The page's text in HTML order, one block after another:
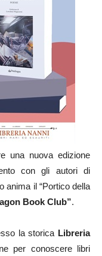
una nuova edizione
con gli autori di
anima il “Portico della
Book Club”.
la storica Libreria
per conoscere libri